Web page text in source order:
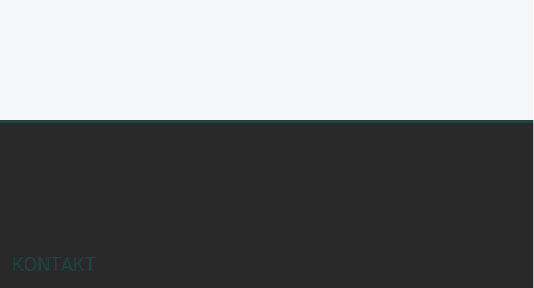
KONTAKT